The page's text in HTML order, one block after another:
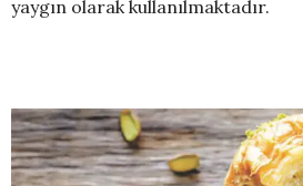
yaygın olarak kullanılmaktadır.